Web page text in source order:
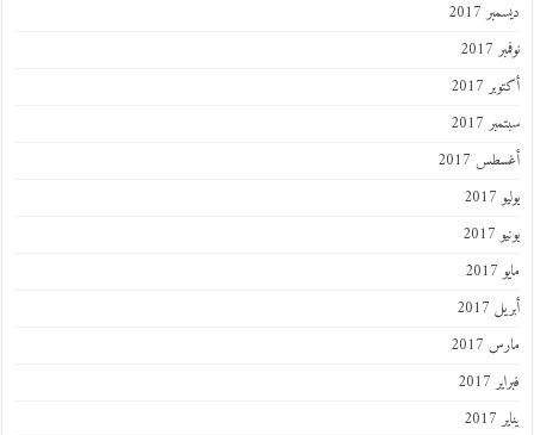
ديسمبر 2017
نوفمبر 2017
أكتوبر 2017
سبتمبر 2017
أغسطس 2017
يوليو 2017
يونيو 2017
مايو 2017
أبريل 2017
مارس 2017
فبراير 2017
يناير 2017